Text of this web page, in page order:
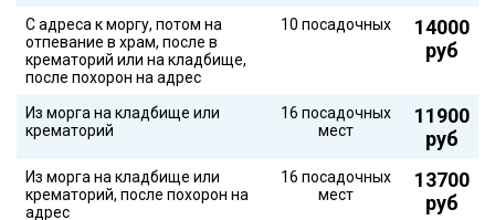
С адреса к моргу, потом на
отпевание в храм, после в
крематорий или на кладбище,
после похорон на адрес
10 посадочных
14000
руб
Из морга на кладбище или
крематорий
16 посадочных
мест
11900
руб
Из морга на кладбище или
крематорий, после похорон на
адрес
16 посадочных
мест
13700
руб